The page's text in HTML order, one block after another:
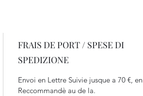
FRAIS DE PORT / SPESE DI
SPEDIZIONE
Envoi en Lettre Suivie jusque a 70 €, en
Reccommandè au de la.